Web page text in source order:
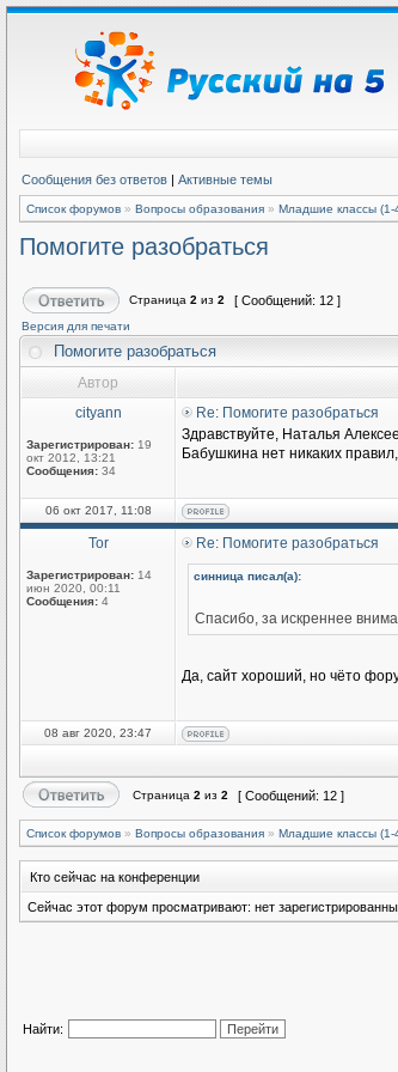
Сообщения без ответов | Активные темы
Список форумов » Вопросы образования » Младшие классы (1-
Помогите разобраться
Страница 2 из 2 [ Сообщений: 12 ]
Версия для печати
Помогите разобраться
Автор
cityann
Зарегистрирован: 19
окт 2012, 13:21
Сообщения: 34
Re: Помогите разобраться
Здравствуйте, Наталья
Бабушкина нет никаких
06 окт 2017, 11:08
Tor
Зарегистрирован: 14
июн 2020, 00:11
Сообщения: 4
Re: Помогите разобраться
синница писал(а):
Спасибо, за искреннее
Да, сайт хороший, но чёто
08 авг 2020, 23:47
Страница 2 из 2 [ Сообщений: 12 ]
Список форумов » Вопросы образования » Младшие классы (1-
Кто сейчас на конференции
Сейчас этот форум просматривают: нет
Найти: